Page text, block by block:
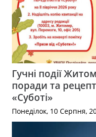
Гучні події
поради та
«Суботі»
Понеділок, 10 Серпня,